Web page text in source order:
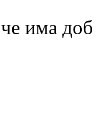
има